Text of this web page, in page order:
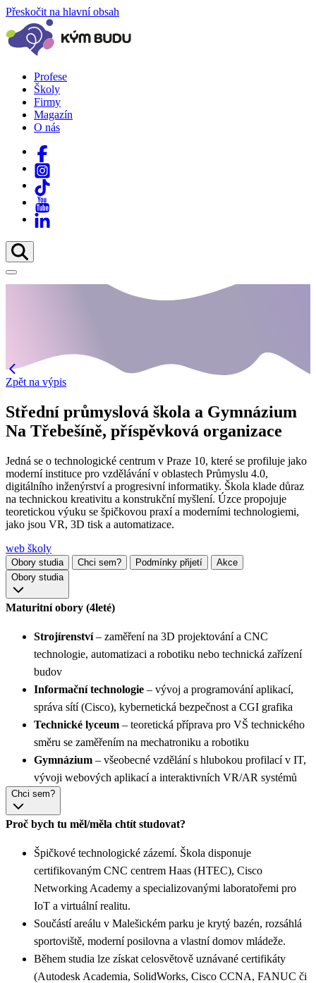
Přeskočit na hlavní obsah
Profese
Školy
Firmy
Magazín
O nás
Zpět na výpis
Střední průmyslová škola a Gymnázium
Na Třebešíně, příspěvková organizace
Jedná se o technologické centrum v Praze 10, které se profiluje jako
moderní instituce pro vzdělávání v oblastech Průmyslu 4.0,
digitálního inženýrství a progresivní informatiky. Škola klade důraz
na technickou kreativitu a konstrukční myšlení. Úzce propojuje
teoretickou výuku se špičkovou praxí a moderními technologiemi,
jako jsou VR, 3D tisk a automatizace.
web školy
Obory studia Chci sem? Podmínky přijetí
Akce
Obory studia
Maturitní obory (4leté)
Strojírenství– zaměření na 3D projektování a CNC
technologie, automatizaci a robotiku nebo technická zařízení
budov
Informační technologie – vývoj a programování aplikací,
správa sítí (Cisco), kybernetická bezpečnost a CGI grafika
Technické lyceum – teoretická příprava pro VŠ technického
směru se zaměřením na mechatroniku a robotiku
Gymnázium – všeobecné vzdělání s hlubokou profilací v IT,
vývoji webových aplikací a interaktivních VR/AR systémů
Chci sem?
Proč bych tu měl/měla chtít studovat?
Špičkové technologické zázemí. Škola disponuje
certifikovaným CNC centrem Haas (HTEC), Cisco
Networking Academy a specializovanými laboratořemi pro
IoT a virtuální realitu.
Součástí areálu v Malešickém parku je krytý bazén, rozsáhlá
sportoviště, moderní posilovna a vlastní domov mládeže.
Během studia lze získat celosvětově uznávané certifikáty
(Autodesk Academia, SolidWorks, Cisco CCNA, FANUC či